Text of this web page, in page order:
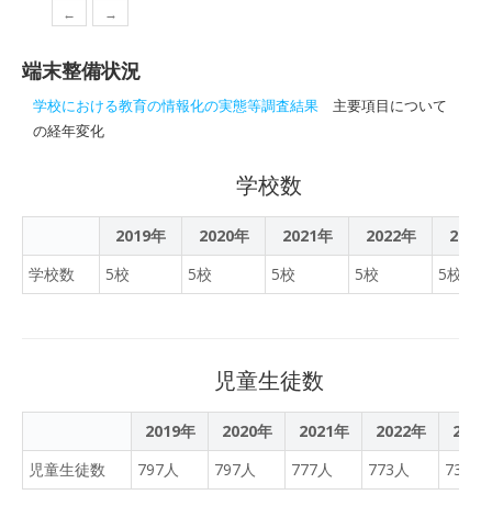
た支援に感謝申し上げる」
「桑折っ子育成プロジェク
ト」に充てられ、小中学校
のタブレット端末の整備な
どに活用されます。
した。さすが現代人、それ
ほど困ることなく入ってい
あちこちの教室にちらばっ
て行いますから、がんばっ
てください。
← →
端末整備状況
学校における教育の情報化の実態等調査結果 主要項目について
の経年変化
学校数
2019年 2020年 2021年 2022年
2023
学校数
5校 5校 5校 5校 5校
児童生徒数
2019年 2020年 2021年 2022年
2023
児童生徒数
797人 797人 777人 773人 732人